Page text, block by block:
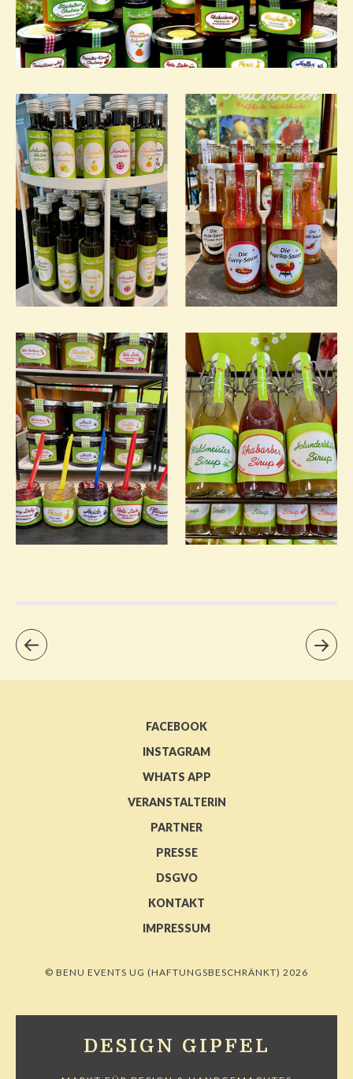
FACEBOOK
INSTAGRAM
WHATS APP
VERANSTALTERIN
PARTNER
PRESSE
DSGVO
KONTAKT
IMPRESSUM
© BENU EVENTS UG (HAFTUNGSBESCHRÄNKT) 2026
DESIGN GIPFEL